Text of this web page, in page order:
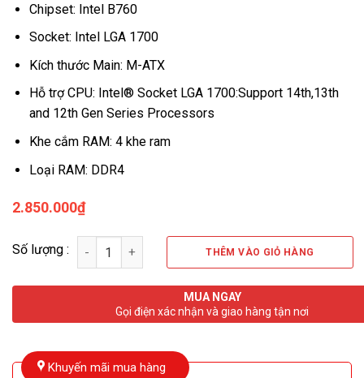
Chipset: Intel B760
Socket: Intel LGA 1700
Kích thước Main: M-ATX
Hỗ trợ CPU: Intel® Socket LGA 1700:Support 14th,13th
and 12th Gen Series Processors
Khe cắm RAM: 4 khe ram
Loại RAM: DDR4
2.850.000₫
Số lượng
THÊM VÀO GIỎ HÀNG
MUA NGAY
Gọi điện xác nhận và giao hàng tận nơi
Khuyến mãi mua hàng